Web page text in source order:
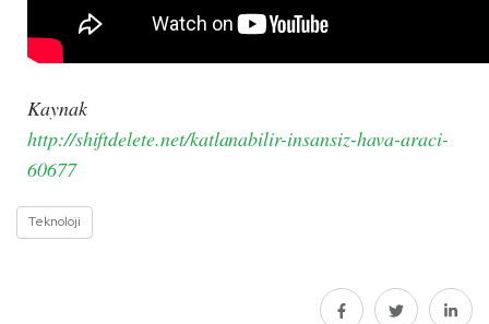
Kaynak
http://shiftdelete.net/katlanabilir-insansiz-hava-araci-
60677
Teknoloji